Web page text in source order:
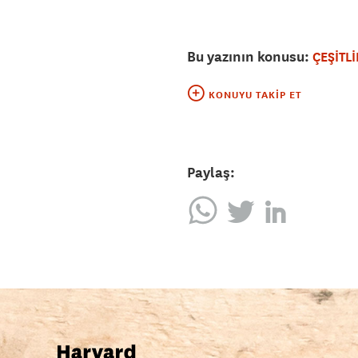
Bu yazının konusu:
KONUYU TAKIP ET
Paylaş: